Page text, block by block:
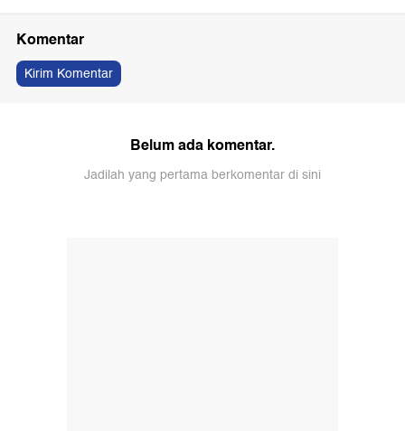
Komentar
Kirim Komentar
Belum ada komentar.
Jadilah yang pertama berkomentar di sini